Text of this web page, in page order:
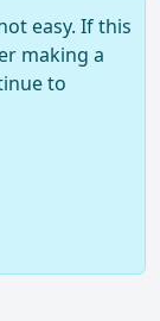
easy. If this
making a
to